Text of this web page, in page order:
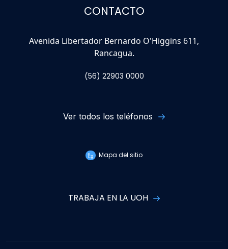
CONTACTO
Avenida Libertador Bernardo O'Higgins 611,
Rancagua.
(56) 22903 0000
Ver todos los teléfonos
Mapa del sitio
TRABAJA EN LA UOH